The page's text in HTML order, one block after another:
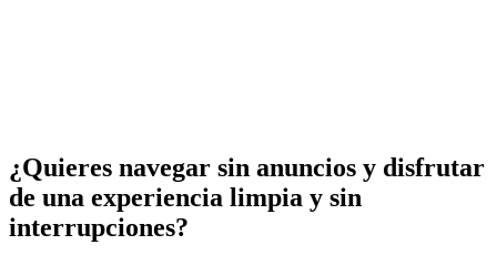
¿Quieres navegar sin anuncios y disfrutar
de una experiencia limpia y sin
interrupciones?